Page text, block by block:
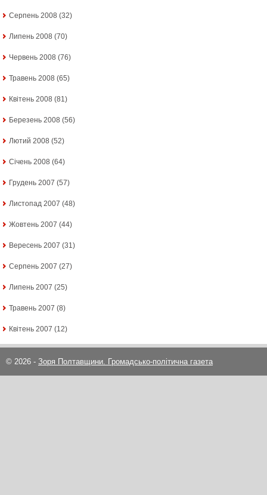
Серпень 2008 (32)
Липень 2008 (70)
Червень 2008 (76)
Травень 2008 (65)
Квітень 2008 (81)
Березень 2008 (56)
Лютий 2008 (52)
Січень 2008 (64)
Грудень 2007 (57)
Листопад 2007 (48)
Жовтень 2007 (44)
Вересень 2007 (31)
Серпень 2007 (27)
Липень 2007 (25)
Травень 2007 (8)
Квітень 2007 (12)
© 2026 - Зоря Полтавщини. Громадсько-політична газета